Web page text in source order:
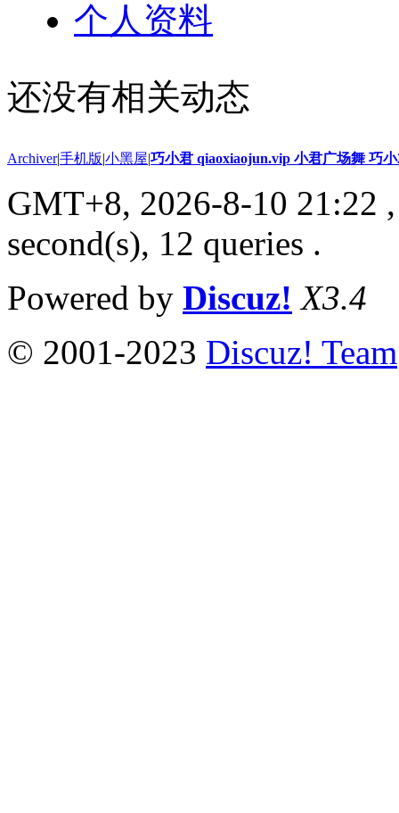
个人资料
还没有相关动态
Archiver|手机版|小黑屋|巧小君 qiaoxiaojun.vip 小君广场舞 巧
GMT+8, 2026-8-10 21:22
second(s), 12 queries .
Powered by Discuz! X3.4
© 2001-2023 Discuz! Team